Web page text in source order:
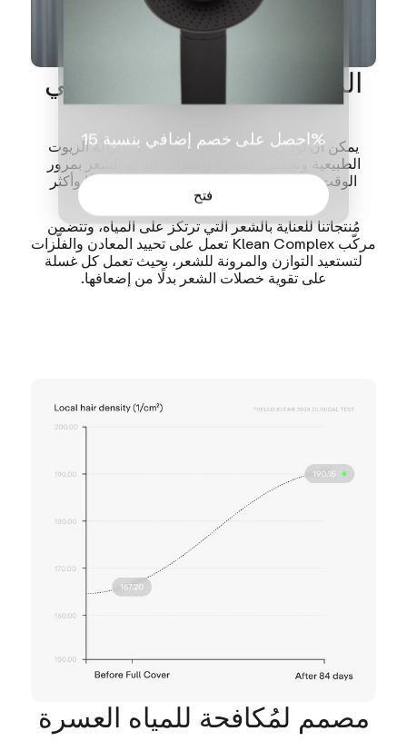
المشكلة ليست فيكم، بل في
مياهكم
يمكن أن تؤدي المياه العسرة والكلور إلى إزالة الزيوت
الطبيعية وتجفيف البشرة وإضعاف ألياف الشعر بمرور
الوقت. هذا التراكم يجعل الشعر يبدو باهتًا وجافًا وأكثر
عرضة للتقصف.
مُنتجاتنا للعناية بالشعر التي ترتكز على المياه، وتتضمن
مركّب Klean Complex تعمل على تحييد المعادن والفلّزات
لتستعيد التوازن والمرونة للشعر، بحيث تعمل كل غسلة
على تقوية خصلات الشعر بدلًا من إضعافها.
مصمم لمُكافحة للمياه العسرة
احصل على خصم إضافي بنسبة 15%
فتح